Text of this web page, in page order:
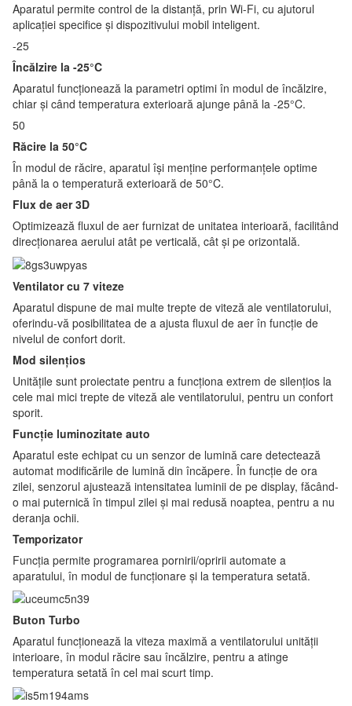
Aparatul permite control de la distanță, prin Wi-Fi, cu ajutorul
aplicației specifice și dispozitivului mobil inteligent.
-25
Încălzire la -25°C
Aparatul funcționează la parametri optimi în modul de încălzire,
chiar și când temperatura exterioară ajunge până la -25°C.
50
Răcire la 50°C
În modul de răcire, aparatul își menține performanțele optime
până la o temperatură exterioară de 50°C.
Flux de aer 3D
Optimizează fluxul de aer furnizat de unitatea interioară, facilitând
direcționarea aerului atât pe verticală, cât și pe orizontală.
Ventilator cu 7 viteze
Aparatul dispune de mai multe trepte de viteză ale ventilatorului,
oferindu-vă posibilitatea de a ajusta fluxul de aer în funcție de
nivelul de confort dorit.
Mod silențios
Unitățile sunt proiectate pentru a funcționa extrem de silențios la
cele mai mici trepte de viteză ale ventilatorului, pentru un confort
sporit.
Funcție luminozitate auto
Aparatul este echipat cu un senzor de lumină care detectează
automat modificările de lumină din încăpere. În funcție de ora
zilei, senzorul ajustează intensitatea luminii de pe display, făcând-
o mai puternică în timpul zilei și mai redusă noaptea, pentru a nu
deranja ochii.
Temporizator
Funcția permite programarea pornirii/opririi automate a
aparatului, în modul de funcționare și la temperatura setată.
Buton Turbo
Aparatul funcționează la viteza maximă a ventilatorului unității
interioare, în modul răcire sau încălzire, pentru a atinge
temperatura setată în cel mai scurt timp.